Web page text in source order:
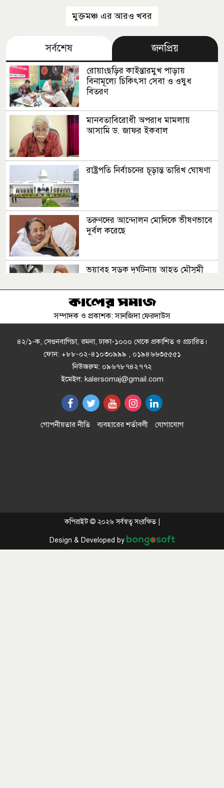
মুক্তমঞ্চ এর আরও খবর
সর্বশেষ জনপ্রিয়
রোয়াংছড়ির কাইন্তারমুখ পাড়ায়
বিনামূল্যে চিকিৎসা সেবা ও ওষুধ
বিতরণ
মানবতাবিরোধী অপরাধ মামলায়
আসামি ড. জাফর ইকবাল
রাষ্ট্রপতি নির্বাচনের চূড়ান্ত তারিখ ঘোষণা
তরুণদের আন্দোলন মোদিকে ভীষণভাবে
দুর্বল করেছে
ভয়াবহ সড়ক দুর্ঘটনায় আহত মৌসুমী
মিরাজের সেঞ্চুরিতে প্রথম ইনিংসে
ঢাকার চারপাশের নদীদূষণ রোধে
কর্মপরিকল্পনার নির্দেশ
ইরানের সঙ্গে চুক্তি চান ট্রাম্প, সামরিক
পদক্ষেপের হুঁশিয়ারিও
সৌদি প্রবাসীদের জন্য সুখবর
সম্পাদক ও প্রকাশক: সানজিদা ফেরদাউস
৪২/১-ক, সেগুনবাগিচা, রমনা, ঢাকা-১০০০ থেকে প্রকাশিত ও প্রচারিত।
ফোন: +৮৮-০২-৪১০৩০৯৯৯ , ০১৯৪৬৬৩৫৫৫১
নিউজরুম: ০৯৬৭৮৭৪২৭৭২
ইমেইল: kalersomaj@gmail.com
গোপনীয়তার নীতি ব্যবহারের শর্তাবলী যোগাযোগ
কপিরাইট © ২০২৬ সর্বস্বত্ব সংরক্ষিত |
Design & Developed by